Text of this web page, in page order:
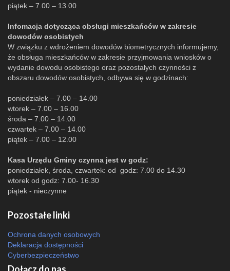
piątek – 7.00 – 13.00
Infomacja dotycząca obsługi mieszkańców w zakresie
dowodów osobistych
W związku z wdrożeniem dowodów biometrycznych informujemy,
że obsługa mieszkańców w zakresie przyjmowania wniosków o
wydanie dowodu osobistego oraz pozostałych czynności z
obszaru dowodów osobistych, odbywa się w godzinach:
poniedziałek – 7.00 – 14.00
wtorek – 7.00 – 16.00
środa – 7.00 – 14.00
czwartek – 7.00 – 14.00
piątek – 7.00 – 12.00
Kasa Urzędu Gminy czynna jest w godz:
poniedziałek, środa, czwartek: od godz: 7.00 do 14.30
wtorek od godz: 7.00- 16.30
piątek - nieczynne
Pozostałe linki
Ochrona danych osobowych
Deklaracja dostępności
Cyberbezpieczeństwo